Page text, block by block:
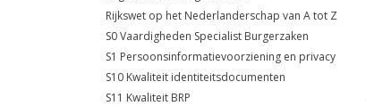
Rijkswet op het Nederlanderschap van A tot Z
S0 Vaardigheden Specialist Burgerzaken
S1 Persoonsinformatievoorziening en privacy
S10 Kwaliteit identiteitsdocumenten
S11 Kwaliteit BRP